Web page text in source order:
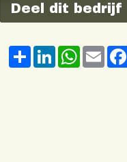
Deel dit bedrijf
Share LinkedInWhatsApp
Email